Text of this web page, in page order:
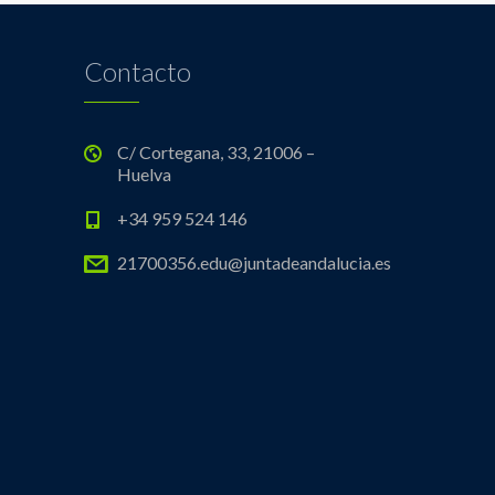
Contacto
C/ Cortegana, 33, 21006 –
Huelva
+34 959 524 146
21700356.edu@juntadeandalucia.es